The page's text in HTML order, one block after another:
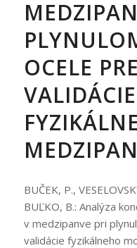
OCELE
VALIDÁCIE
BUČEK, P.,
BUĽKO, B.: Analýza
v medzipanve pri
validácie fyzikálneho